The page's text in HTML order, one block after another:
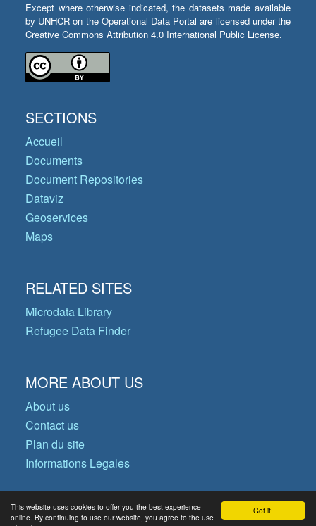
Got it!
This website uses cookies to offer you the best experience
online. By continuing to use our website, you agree to the use
Except where otherwise indicated, the datasets made available
by UNHCR on the Operational Data Portal are licensed under the
Creative Commons Attribution 4.0 International Public License.
SECTIONS
Accueil
Documents
Document Repositories
Dataviz
Geoservices
Maps
RELATED SITES
Microdata Library
Refugee Data Finder
MORE ABOUT US
About us
Contact us
Plan du site
Informations Legales
© Copyright 2026 Operational Data